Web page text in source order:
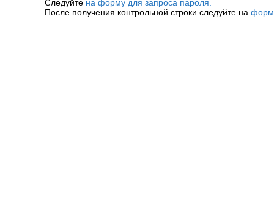
Следуйте на форму для запроса пароля.
После получения контрольной строки следуйте на